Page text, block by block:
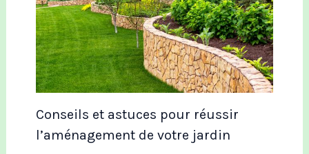
Conseils et astuces pour réussir
l’aménagement de votre jardin